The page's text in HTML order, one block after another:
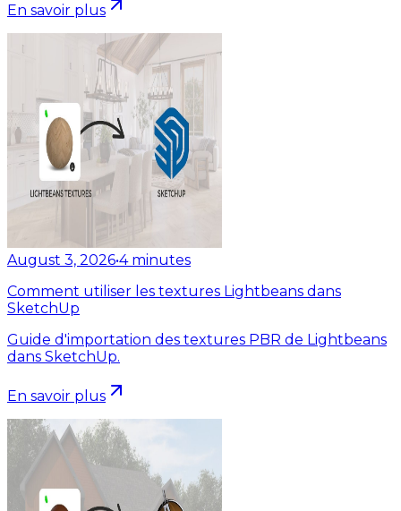
En savoir plus
August 3, 2026•4 minutes
Comment utiliser les textures Lightbeans dans
SketchUp
Guide d'importation des textures PBR de Lightbeans
dans SketchUp.
En savoir plus